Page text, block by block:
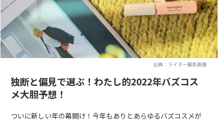
出典：ライター撮影画像
独断と偏見で選ぶ！わたし的2022年バズコス
メ大胆予想！
ついに新しい年の幕開け！今年もありとあらゆるバズコスメが